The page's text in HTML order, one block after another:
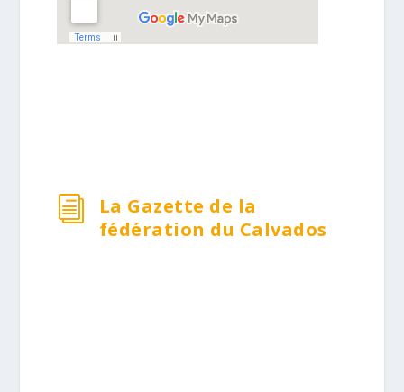
i
La Gazette de la
fédération du Calvados